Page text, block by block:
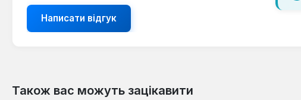
Написати відгук
Також вас можуть зацікавити